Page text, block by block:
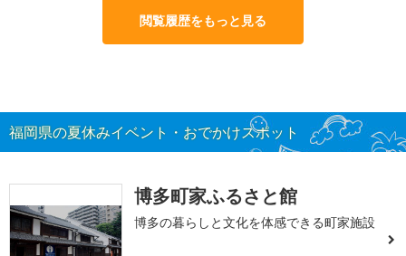
閲覧履歴をもっと見る
福岡県の夏休みイベント・おでかけスポット
博多町家ふるさと館
博多の暮らしと文化を体感できる町家施設